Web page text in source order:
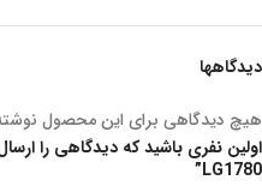
دیدگاهها
هیچ دیدگاهی برای این محصول
اولین نفری باشید که دیدگاهی را
LG1780”